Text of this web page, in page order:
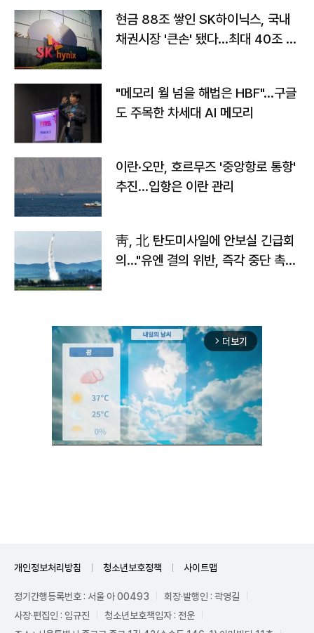
현금 88조 쌓인 SK하이닉스, 국내
채권시장 '큰손' 됐다…최대 40조 투
"메모리 월 넘을 해법은 HBF"…구글
도 주목한 차세대 AI 메모리
이란·오만, 호르무즈 '중앙항로 통항'
추진…입항은 이란 관리
靑, 北 탄도미사일에 안보실 긴급회
의…"유엔 결의 위반, 즉각 중단 촉
arrow_forward_ios 더보기
개인정보처리방침 청소년보호정책 사이트맵
정기간행등록번호 : 서울 아 00493
회장·발행인 : 곽영길
사장·편집인 : 임규진
청소년보호책임자 : 전운